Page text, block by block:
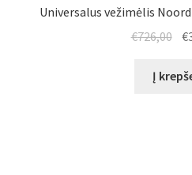
Universalus vežimėlis
€726,00 €
Į